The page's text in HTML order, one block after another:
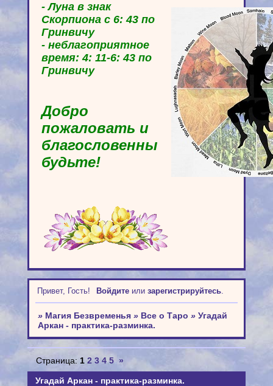
- Луна в знак
Скорпиона с 6: 43 по
Гринвичу
- неблагоприятное
время: 4: 11-6: 43 по
Гринвичу
Добро
пожаловать и
благословенны
будьте!
Привет, Гость! Войдитеили зарегистрируйтесь.
» Магия Безвременья » Все о Таро » Угадай
Аркан - практика-разминка.
Угадай Аркан - практика-разминка.
Страница: 1 2 3 4 5 »